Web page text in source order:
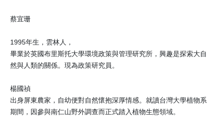
蔡宜珊
1995年生，雲林人，
畢業於英國布里斯托大學環境政策與管理研究所，興趣是探索大自
然與人類的關係。現為政策研究員。
楊國禎
出身屏東農家，自幼便對自然懷抱深厚情感。就讀台灣大學植物系
期間，因參與南仁山野外調查而正式踏入植物生態領域。